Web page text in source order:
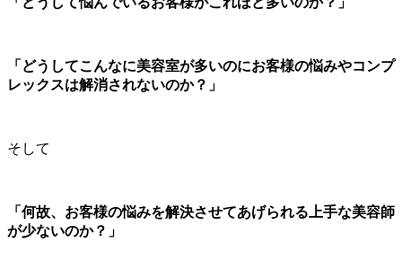
「どうしてこんなに美容室が多いのにお客様の悩みやコンプ
レックスは解消されないのか？」
そして
「何故、お客様の悩みを解決させてあげられる上手な美容師
が少ないのか？」